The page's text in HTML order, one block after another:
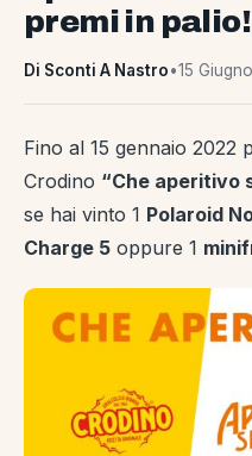
premi in palio!
Di Sconti A Nastro•15
Fino al 15 gennaio 2022
Crodino “Che aperitivo
se hai vinto 1 Polaroid
Charge 5 oppure 1